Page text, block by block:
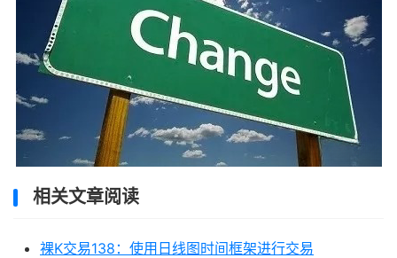
相关文章阅读
裸K交易138：使用日线图时间框架进行交易